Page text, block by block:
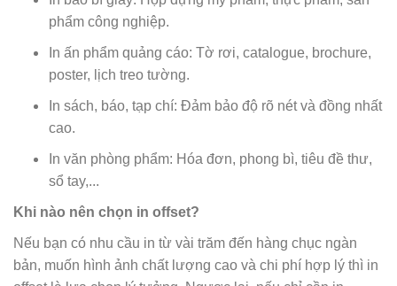
phẩm công nghiệp.
In ấn phẩm quảng cáo: Tờ rơi, catalogue, brochure,
poster, lịch treo tường.
In sách, báo, tạp chí: Đảm bảo độ rõ nét và đồng nhất
cao.
In văn phòng phẩm: Hóa đơn, phong bì, tiêu đề thư,
sổ tay,...
Khi nào nên chọn in offset?
Nếu bạn có nhu cầu in từ vài trăm đến hàng chục ngàn
bản, muốn hình ảnh chất lượng cao và chi phí hợp lý thì in